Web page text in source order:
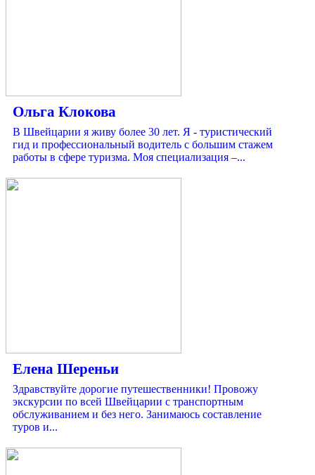
Ольга Клокова
В Швейцарии я живу более 30 лет. Я - туристический
гид и профессиональный водитель с большим стажем
работы в сфере туризма. Моя специализация –...
Елена Шереньи
Здравствуйте дорогие путешественники! Провожу
экскурсии по всей Швейцарии с транспортным
обслуживанием и без него. Занимаюсь составление
туров и...